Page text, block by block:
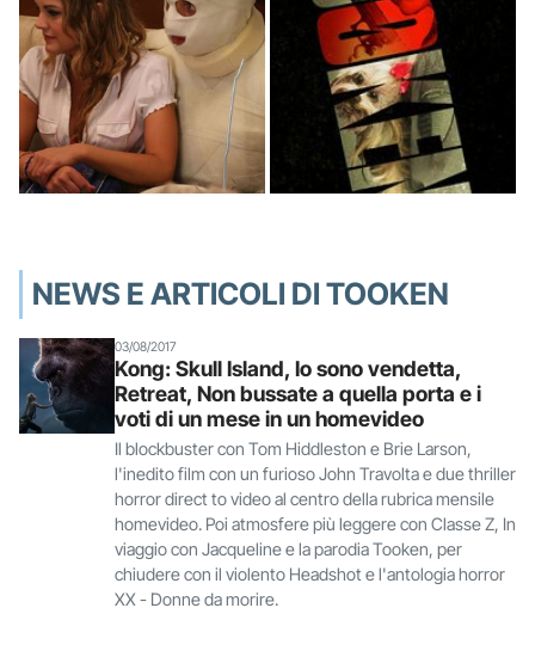
NEWS E ARTICOLI DI TOOKEN
03/08/2017
Kong: Skull Island, Io sono vendetta,
Retreat, Non bussate a quella porta e i
voti di un mese in un homevideo
Il blockbuster con Tom Hiddleston e Brie Larson,
l'inedito film con un furioso John Travolta e due thriller
horror direct to video al centro della rubrica mensile
homevideo. Poi atmosfere più leggere con Classe Z, In
viaggio con Jacqueline e la parodia Tooken, per
chiudere con il violento Headshot e l'antologia horror
XX - Donne da morire.